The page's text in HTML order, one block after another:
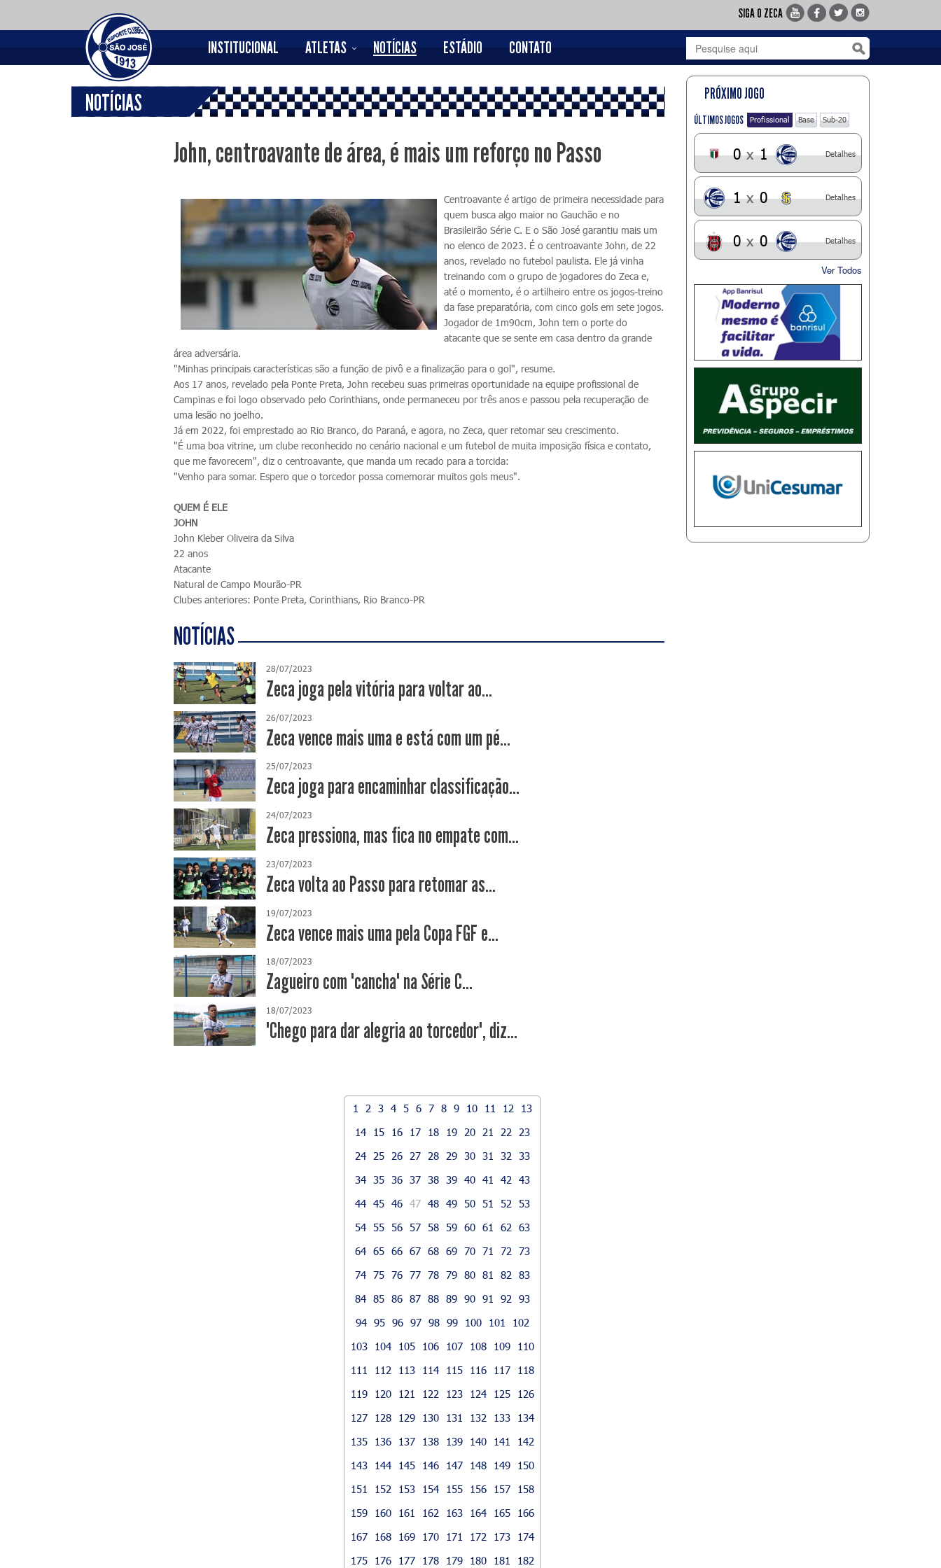
SIGA O ZECA
INSTITUCIONAL ATLETAS NOTÍCIAS ESTÁDIO CONTATO
NOTÍCIAS
John, centroavante de área, é mais um reforço no Passo
Centroavante é artigo de primeira necessidade para
quem busca algo maior no Gauchão e no
Brasileirão Série C. E o São José garantiu mais um
no elenco de 2023. É o centroavante John, de 22
anos, revelado no futebol paulista. Ele já vinha
treinando com o grupo de jogadores do Zeca e,
até o momento, é o artilheiro entre os jogos-treino
da fase preparatória, com cinco gols em sete jogos.
Jogador de 1m90cm, John tem o porte do
atacante que se sente em casa dentro da grande
área adversária.
"Minhas principais características são a função de pivô e a finalização para o gol", resume.
Aos 17 anos, revelado pela Ponte Preta, John recebeu suas primeiras oportunidade na equipe profissional de
Campinas e foi logo observado pelo Corinthians, onde permaneceu por três anos e passou pela recuperação de
uma lesão no joelho.
Já em 2022, foi emprestado ao Rio Branco, do Paraná, e agora, no Zeca, quer retomar seu crescimento.
"É uma boa vitrine, um clube reconhecido no cenário nacional e um futebol de muita imposição física e contato,
que me favorecem", diz o centroavante, que manda um recado para a torcida:
"Venho para somar. Espero que o torcedor possa comemorar muitos gols meus".
QUEM É ELE
JOHN
John Kleber Oliveira da Silva
22 anos
Atacante
Natural de Campo Mourão-PR
Clubes anteriores: Ponte Preta, Corinthians, Rio Branco-PR
NOTÍCIAS
28/07/2023
Zeca joga pela vitória para voltar ao...
26/07/2023
Zeca vence mais uma e está com um pé...
25/07/2023
Zeca joga para encaminhar classificação...
24/07/2023
Zeca pressiona, mas fica no empate com...
23/07/2023
Zeca volta ao Passo para retomar as...
19/07/2023
Zeca vence mais uma pela Copa FGF e...
18/07/2023
Zagueiro com "cancha" na Série C...
18/07/2023
"Chego para dar alegria ao torcedor", diz...
1 2 3 4 5 6 7 8 9 10 11 12
13
14
15 16 17 18 19 20 21 22
23
24
25 26 27 28 29 30 31 32
33
34 35 36 37 38 39 40 41 42
43
44 45 46 47 48 49 50 51 52
53
54 55 56 57 58 59 60 61 62
63
64 65 66 67 68 69 70 71 72
73
74 75 76 77 78 79 80 81 82
83
84 85 86 87 88 89 90 91 92
93
94 95 96 97 98 99 100 101
102
103
104 105 106 107 108 109
110
111
112 113 114 115 116 117
118
119
120 121 122 123 124 125
126
127
128 129 130 131 132 133
134
135
136 137 138 139 140 141
142
143
144 145 146 147 148 149
150
151
152 153 154 155 156 157
158
159
160 161 162 163 164 165
166
167
168 169 170 171 172 173
174
175
176 177 178 179 180 181
182
PRÓXIMO JOGO
ÚLTIMOS JOGOS Profissional Base Sub-20
0 x 1 Detalhes
1 x 0 Detalhes
0 x 0 Detalhes
Ver Todos